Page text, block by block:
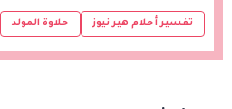
تفسير أحلام هير نيوز حلاوة المولد